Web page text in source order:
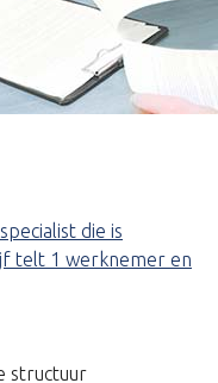
die is
telt 1 werknemer en
structuur